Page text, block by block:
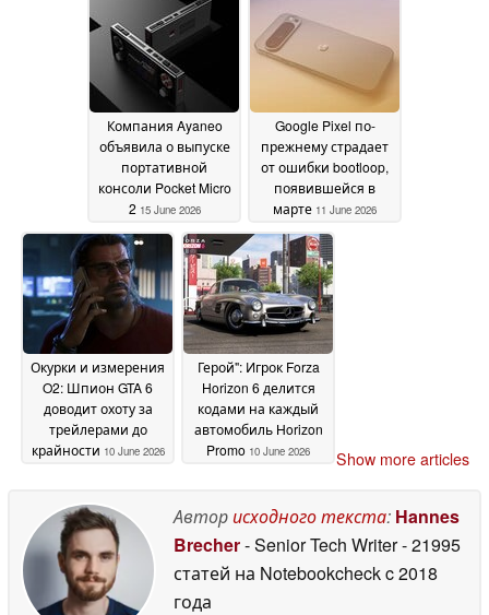
23 June 2026
консоли 18 June 2026
Компания Ayaneo
объявила о выпуске
портативной
консоли Pocket Micro
2 15 June 2026
Google Pixel по-
прежнему страдает
от ошибки bootloop,
появившейся в
марте 11 June 2026
Окурки и измерения
O2: Шпион GTA 6
доводит охоту за
трейлерами до
крайности 10 June 2026
Герой": Игрок Forza
Horizon 6 делится
кодами на каждый
автомобиль Horizon
Promo 10 June 2026 Show more articles
Авторисходного текста: Hannes
Brecher- Senior Tech Writer- 21995
статей на Notebookcheckc 2018
года